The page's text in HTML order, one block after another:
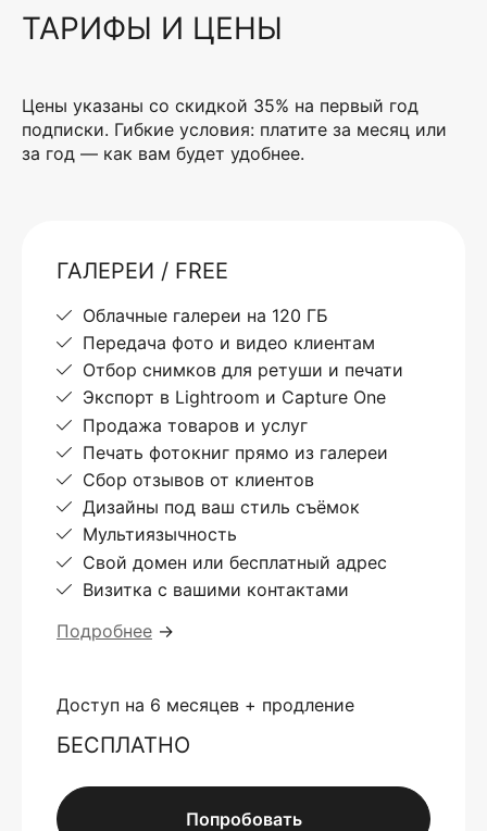
ТАРИФЫ И ЦЕНЫ
Цены указаны со скидкой 35% на первый год
подписки. Гибкие условия: платите за месяц или
за год — как вам будет удобнее.
ГАЛЕРЕИ / FREE
Облачные галереи на 120 ГБ
Передача фото и видео клиентам
Отбор снимков для ретуши и печати
Экспорт в Lightroom и Capture One
Продажа товаров и услуг
Печать фотокниг прямо из галереи
Сбор отзывов от клиентов
Дизайны под ваш стиль съёмок
Мультиязычность
Свой домен или бесплатный адрес
Визитка с вашими контактами
Подробнее →
Доступ на 6 месяцев + продление
БЕСПЛАТНО
Попробовать